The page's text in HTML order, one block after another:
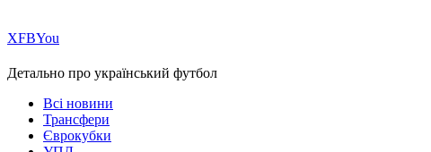
ХFBYou
Детально про український футбол
Всі новини
Трансфери
Єврокубки